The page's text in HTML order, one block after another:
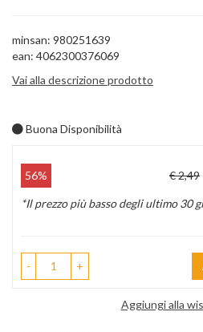
minsan: 980251639
ean: 4062300376069
Vai alla descrizione prodotto
Buona Disponibilità
Sconto
del
56% € 2,49
*Il prezzo più basso degli ultimo 30
- +
Aggiungi alla